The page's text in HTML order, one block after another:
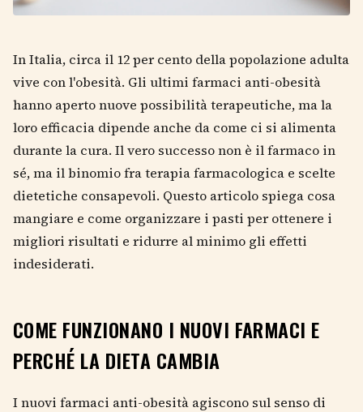
In Italia, circa il 12 per cento della popolazione adulta
vive con l'obesità. Gli ultimi farmaci anti-obesità
hanno aperto nuove possibilità terapeutiche, ma la
loro efficacia dipende anche da come ci si alimenta
durante la cura. Il vero successo non è il farmaco in
sé, ma il binomio fra terapia farmacologica e scelte
dietetiche consapevoli. Questo articolo spiega cosa
mangiare e come organizzare i pasti per ottenere i
migliori risultati e ridurre al minimo gli effetti
indesiderati.
COME FUNZIONANO I NUOVI FARMACI E
PERCHÉ LA DIETA CAMBIA
I nuovi farmaci anti-obesità agiscono sul senso di